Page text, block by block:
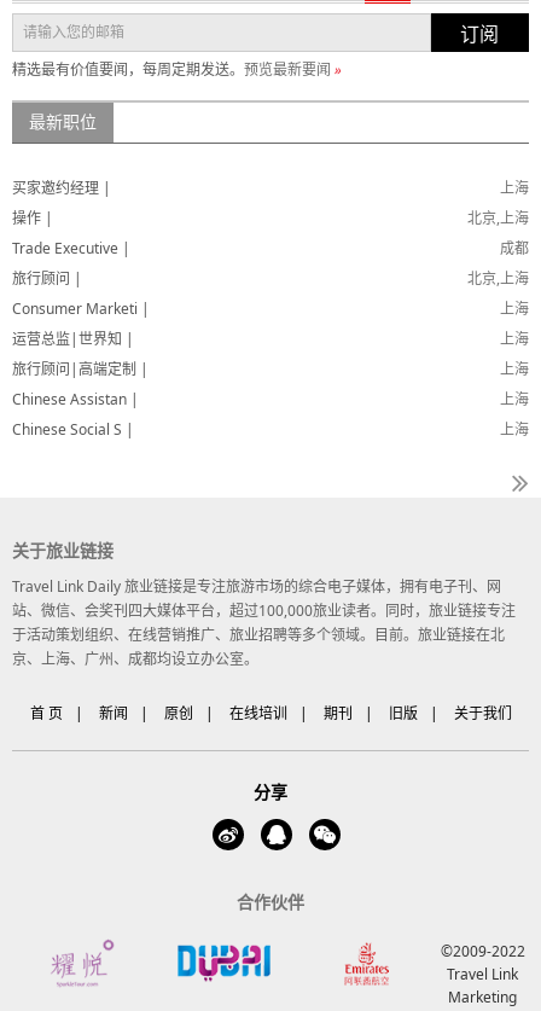
订阅
精选最有价值要闻，每周定期发送。 预览最新要闻 »
最新职位
上海
买家邀约经理 |
北京,上海
操作 |
成都
Trade Executive |
北京,上海
旅行顾问 |
上海
Consumer Marketi |
上海
运营总监|世界知 |
上海
旅行顾问|高端定制 |
上海
Chinese Assistan |
上海
Chinese Social S |
关于旅业链接
Travel Link Daily 旅业链接是专注旅游市场的综合电子媒体，拥有电子刊、网
站、微信、会奖刊四大媒体平台，超过100,000旅业读者。同时，旅业链接专注
于活动策划组织、在线营销推广、旅业招聘等多个领域。目前。旅业链接在北
京、上海、广州、成都均设立办公室。
首 页 | 新闻 | 原创 | 在线培训 | 期刊 | 旧版 | 关于我们
分享
合作伙伴
©2009-2022
Travel Link
Marketing